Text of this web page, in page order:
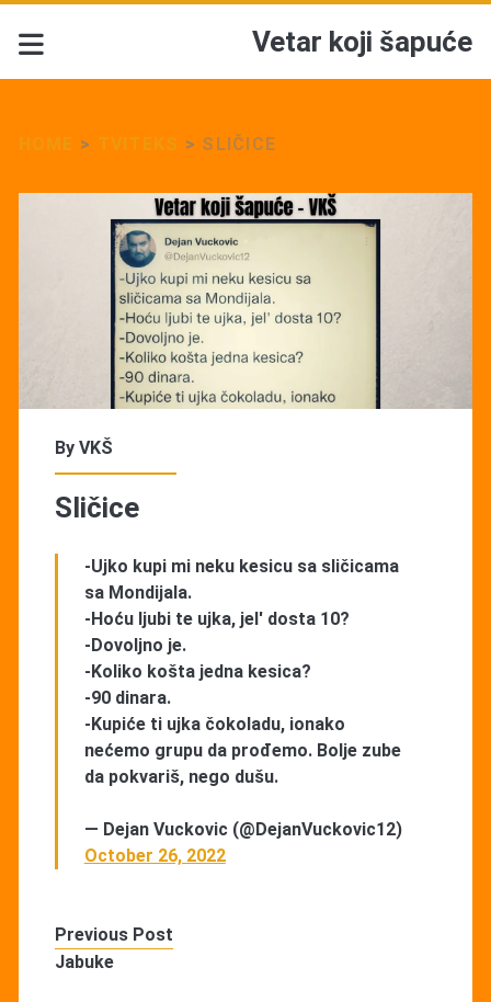
Vetar koji šapuće
> > SLIČICE
By VKŠ
Sličice
-Ujko kupi mi neku kesicu sa sličicama
sa Mondijala.
-Hoću ljubi te ujka, jel' dosta 10?
-Dovoljno je.
-Koliko košta jedna kesica?
-90 dinara.
-Kupiće ti ujka čokoladu, ionako
nećemo grupu da prođemo. Bolje zube
da pokvariš, nego dušu.
— Dejan Vuckovic (@DejanVuckovic12)
October 26, 2022
Previous Post
Jabuke